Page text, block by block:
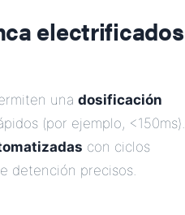
electrificados
una dosificación
(por ejemplo, <150ms).
con ciclos
detención precisos.